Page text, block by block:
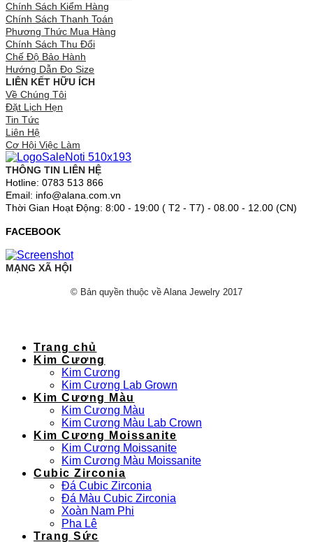
Chính Sách Kiểm Hàng
Chính Sách Thanh Toán
Phương Thức Mua Hàng
Chính Sách Thu Đổi
Chế Độ Bảo Hành
Hướng Dẫn Đo Size
LIÊN KẾT HỮU ÍCH
Về Chúng Tôi
Đặt Lịch Hẹn
Tin Tức
Liên Hệ
Cơ Hội Việc Làm
THÔNG TIN LIÊN HỆ
Hotline: 0783 513 866
Email: info@alana.com.vn
Thời Gian Hoạt Động: 8:00 - 19:00 ( T2 - T7) - 08.00 - 12.00 (CN)
FACEBOOK
MẠNG XÃ HỘI
© Bản quyền thuộc về Alana Jewelry 2017
Trang chủ
Kim Cương
Kim Cương
Kim Cương Lab Grown
Kim Cương Màu
Kim Cương Màu
Kim Cương Màu Lab Crown
Kim Cương Moissanite
Kim Cương Moissanite
Kim Cương Màu Moissanite
Cubic Zirconia
Đá Cubic Zirconia
Đá Màu Cubic Zirconia
Xoàn Nam Phi
Pha Lê
Trang Sức